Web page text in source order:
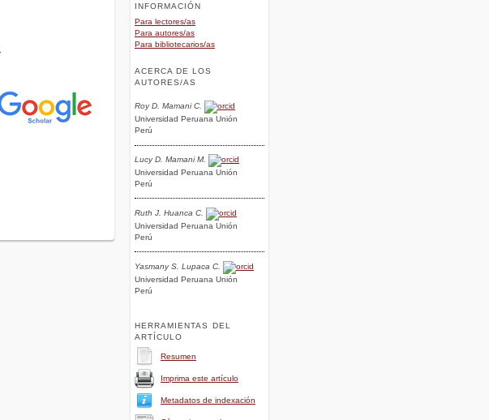
INFORMACIÓN
Para lectores/as
Para autores/as
Para bibliotecarios/as
ACERCA DE LOS
AUTORES/AS
Roy D. Mamani C.
Universidad Peruana Unión
Perú
Lucy D. Mamani M.
Universidad Peruana Unión
Perú
Ruth J. Huanca C.
Universidad Peruana Unión
Perú
Yasmany S. Lupaca C.
Universidad Peruana Unión
Perú
HERRAMIENTAS DEL
ARTÍCULO
Resumen
Imprima este artículo
Metadatos de indexación